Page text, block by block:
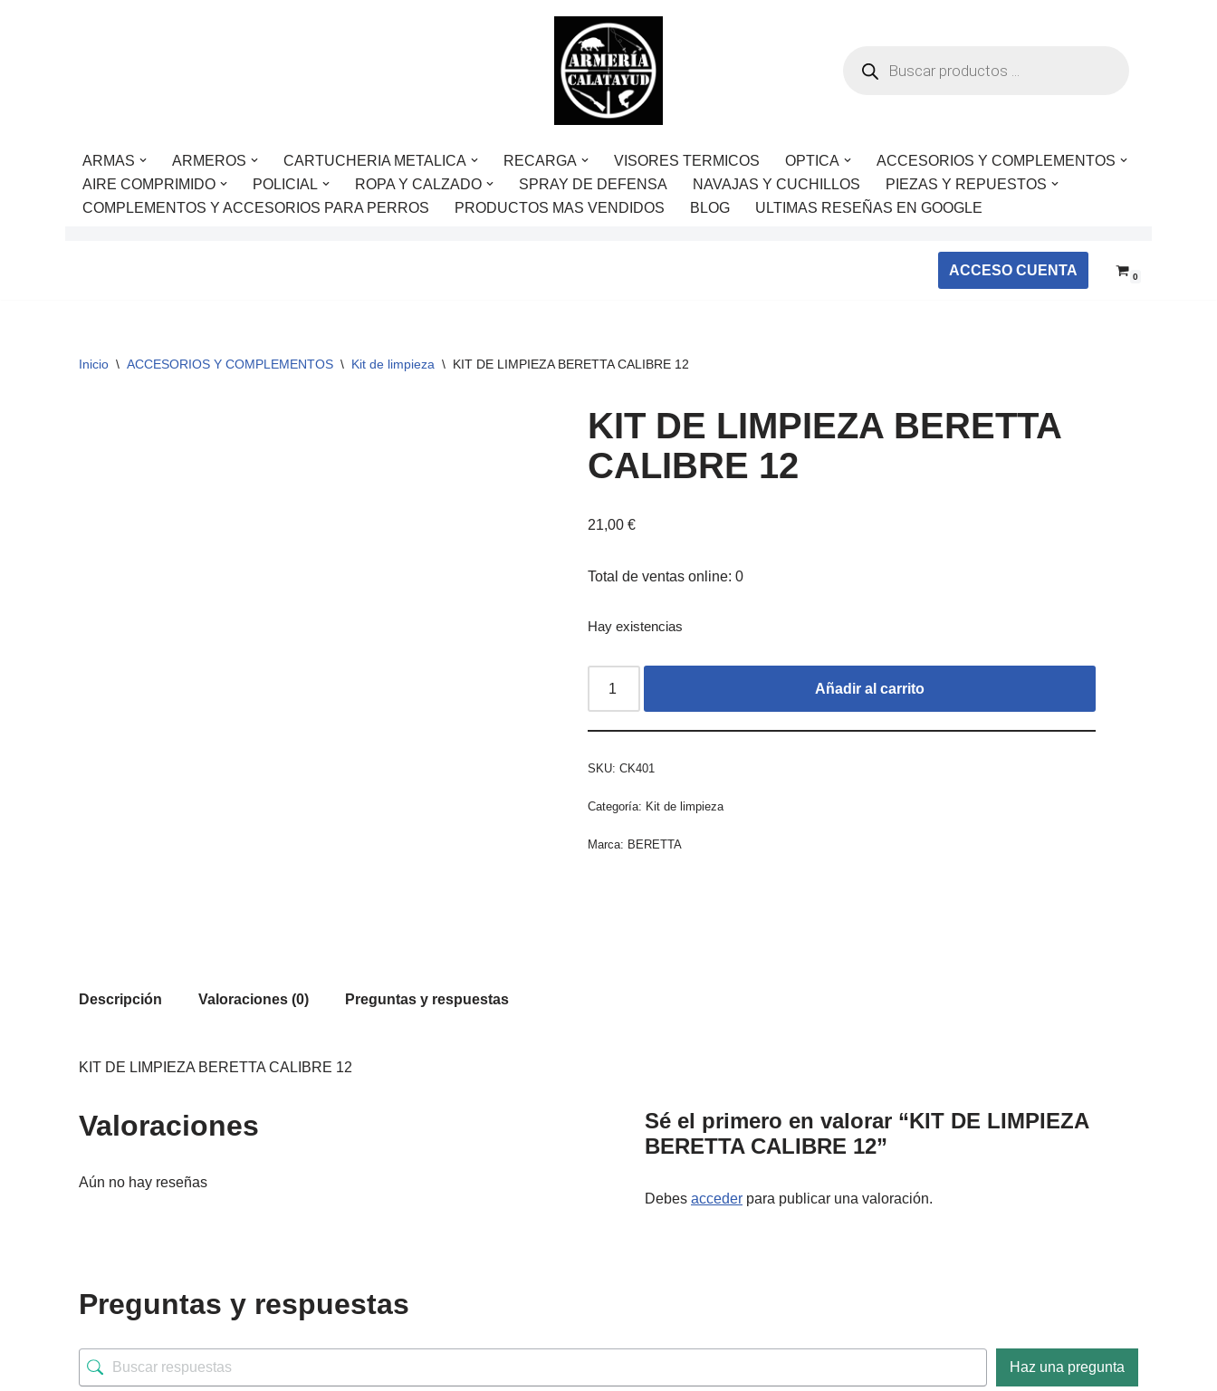
ARMAS ARMEROS CARTUCHERIA METALICA RECARGA VISORES TERMICOS OPTICA
ACCESORIOS Y COMPLEMENTOS
AIRE COMPRIMIDO
POLICIAL ROPA Y CALZADO SPRAY DE DEFENSA NAVAJAS Y CUCHILLOS
PIEZAS Y REPUESTOS
COMPLEMENTOS Y ACCESORIOS PARA PERROS
PRODUCTOS MAS VENDIDOS BLOG ULTIMAS RESEÑAS EN GOOGLE
ACCESO CUENTA 0
Inicio \ ACCESORIOS Y COMPLEMENTOS \ Kit de limpieza \ KIT DE LIMPIEZA BERETTA CALIBRE 12
KIT DE LIMPIEZA BERETTA
CALIBRE 12
21,00 €
Total de ventas online: 0
Hay existencias
Añadir al carrito
SKU: CK401
Categoría: Kit de limpieza
Marca: BERETTA
Descripción Valoraciones (0) Preguntas y respuestas
KIT DE LIMPIEZA BERETTA CALIBRE 12
Valoraciones
Aún no hay reseñas
Sé el primero en valorar “KIT DE LIMPIEZA
BERETTA CALIBRE 12”
Debes acceder para publicar una valoración.
Preguntas y respuestas
Haz una pregunta